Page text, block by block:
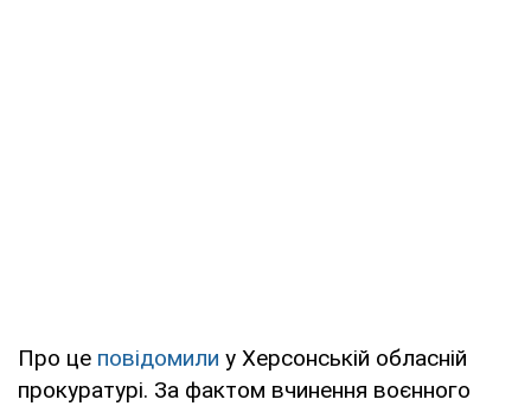
Про це повідомили у Херсонській обласній
прокуратурі. За фактом вчинення воєнного